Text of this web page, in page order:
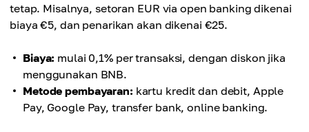
tetap. Misalnya, setoran EUR via open banking dikenai
biaya €5, dan penarikan akan dikenai €25.
Biaya: mulai 0,1% per transaksi, dengan diskon jika
menggunakan BNB.
Metode pembayaran: kartu kredit dan debit, Apple
Pay, Google Pay, transfer bank, online banking.